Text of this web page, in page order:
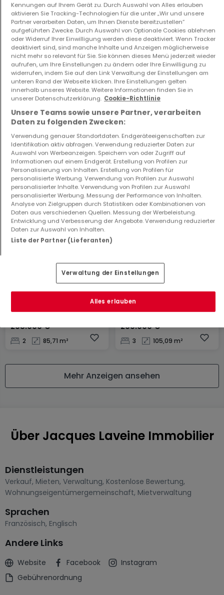
Wohnung
Metz
530.000 €
3 172 m²
Wohnung
Metz
595.000 €
4 216,27 m²
Haus
Metz
260.000 €
4 128,05 m²
Wohnung
Metz
199.000 €
3 119,45 m²
Lessy
298.000 €
2 85,71 m²
Haus
Plappeville
299.000 €
3 105,09 m²
Mehr Anzeigen ansehen
Über Jacques Laveine Immobilier
Dienstleistungen
Verkauf, Mieten, Verwaltung, Kostenlose Bewertung,
Wohnungseigentümergemeinschaft, Mietverwaltung
Sprachen
Französisch, Englisch
Andere Links
Website Facebook
Instagram
Gebührenordnung
Kennungen auf Ihrem Gerät zu. Durch Auswahl von Alles erlauben
aktivieren Sie Tracking-Technologien für die unter „Wir und unsere
Partner verarbeiten Daten, um Ihnen Dienste bereitzustellen“
aufgeführten Zwecke. Durch Auswahl von Optionale Cookies ablehnen
oder Widerruf Ihrer Einwilligung werden diese deaktiviert. Wenn Tracker
deaktiviert sind, sind manche Inhalte und Anzeigen möglicherweise
nicht mehr so relevant für Sie. Sie können dieses Menü jederzeit wieder
aufrufen, um Ihre Einstellungen zu ändern oder Ihre Einwilligung zu
widerrufen, indem Sie auf den Link Verwaltung der Einstellungen am
unteren Rand der Webseite klicken. Ihre Einstellungen gelten
innerhalb unseres Website. Weitere Informationen finden Sie in
unserer Datenschutzerklärung. Cookie-Richtlinie
Unsere Teams sowie unsere Partner, verarbeiten
Daten zu folgenden Zwecken:
Verwendung genauer Standortdaten. Endgeräteeigenschaften zur
Identifikation aktiv abfragen. Verwendung reduzierter Daten zur
Auswahl von Werbeanzeigen. Speichern von oder Zugriff auf
Informationen auf einem Endgerät. Erstellung von Profilen zur
Personalisierung von Inhalten. Erstellung von Profilen für
personalisierte Werbung. Verwendung von Profilen zur Auswahl
personalisierter Inhalte. Verwendung von Profilen zur Auswahl
personalisierter Werbung. Messung der Performance von Inhalten.
Analyse von Zielgruppen durch Statistiken oder Kombinationen von
Daten aus verschiedenen Quellen. Messung der Werbeleistung.
Entwicklung und Verbesserung der Angebote. Verwendung reduzierter
Daten zur Auswahl von Inhalten.
Liste der Partner (Lieferanten)
Verwaltung der Einstellungen
Alles erlauben